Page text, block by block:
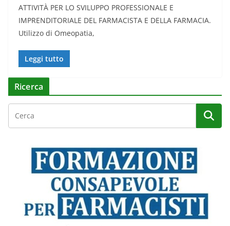
ATTIVITÀ PER LO SVILUPPO PROFESSIONALE E
IMPRENDITORIALE DEL FARMACISTA E DELLA FARMACIA.
Utilizzo di Omeopatia,
Leggi tutto
Ricerca